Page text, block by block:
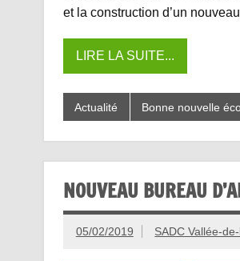
et la construction d’un
LIRE LA SUITE...
Actualité Bonne nouvelle
NOUVEAU BUREAU
05/02/2019 SADC Vallée-